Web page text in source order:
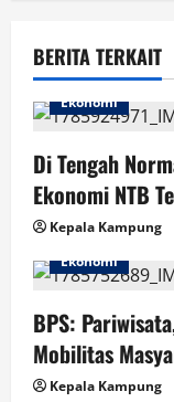
v
i
g
a
t
o
n
BERITA TERKAIT
Ekonomi
Di Tengah
Ekonomi NTB
Kepala Kampung
Ekonomi
BPS:
Mobilitas
Kepala Kampung